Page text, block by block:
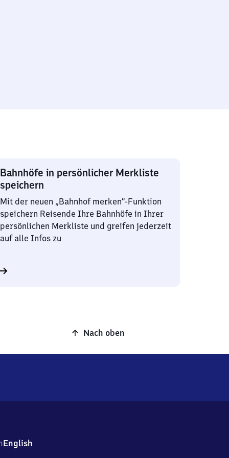
Bahnhöfe in persönlicher Merkliste
speichern
Mit der neuen „Bahnhof merken“-Funktion
speichern Reisende Ihre Bahnhöfe in Ihrer
persönlichen Merkliste und greifen jederzeit
auf alle Infos zu
Nach oben
English